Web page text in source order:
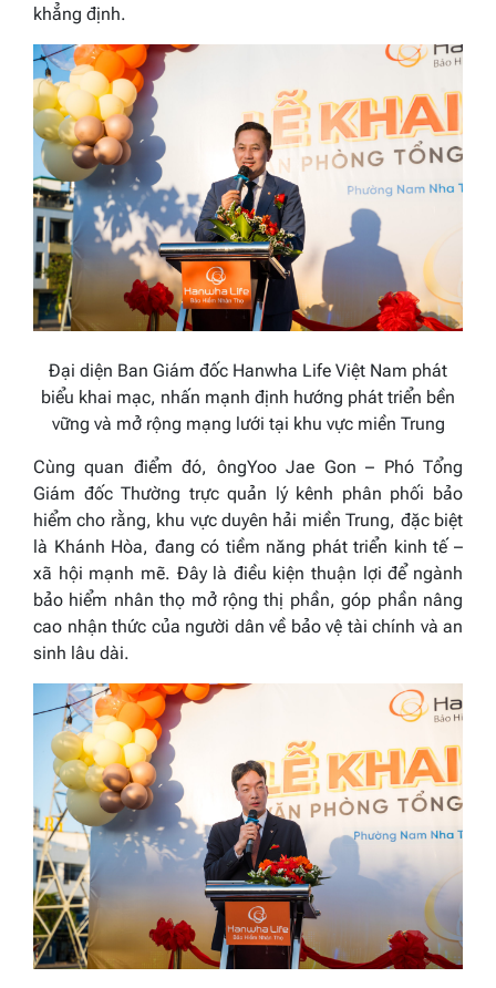
khẳng định.
Đại diện Ban Giám đốc Hanwha Life Việt Nam phát
biểu khai mạc, nhấn mạnh định hướng phát triển bền
vững và mở rộng mạng lưới tại khu vực miền Trung
Cùng quan điểm đó, ôngYoo Jae Gon – Phó Tổng
Giám đốc Thường trực quản lý kênh phân phối bảo
hiểm cho rằng, khu vực duyên hải miền Trung, đặc biệt
là Khánh Hòa, đang có tiềm năng phát triển kinh tế –
xã hội mạnh mẽ. Đây là điều kiện thuận lợi để ngành
bảo hiểm nhân thọ mở rộng thị phần, góp phần nâng
cao nhận thức của người dân về bảo vệ tài chính và an
sinh lâu dài.